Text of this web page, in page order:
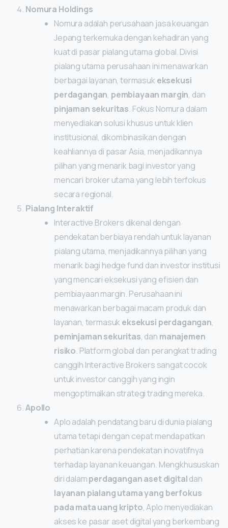
Nomura Holdings
Nomura adalah perusahaan jasa keuangan
Jepang terkemuka dengan kehadiran yang
kuat di pasar pialang utama global. Divisi
pialang utama perusahaan ini menawarkan
berbagai layanan, termasukeksekusi
perdagangan, pembiayaan margin, dan
pinjaman sekuritas. Fokus Nomura dalam
menyediakan solusi khusus untuk klien
institusional, dikombinasikan dengan
keahliannya di pasar Asia, menjadikannya
pilihan yang menarik bagi investor yang
mencari broker utama yang lebih terfokus
secara regional.
Pialang Interaktif
Interactive Brokers dikenal dengan
pendekatan berbiaya rendah untuk layanan
pialang utama, menjadikannya pilihan yang
menarik bagi hedge fund dan investor institusi
yang mencari eksekusi yang efisien dan
pembiayaan margin. Perusahaan ini
menawarkan berbagai macam produk dan
layanan, termasukeksekusi perdagangan,
peminjaman sekuritas, dan manajemen
risiko. Platform global dan perangkat trading
canggih Interactive Brokers sangat cocok
untuk investor canggih yang ingin
mengoptimalkan strategi trading mereka.
Apollo
Aplo adalah pendatang baru di dunia pialang
utama tetapi dengan cepat mendapatkan
perhatian karena pendekatan inovatifnya
terhadap layanan keuangan. Mengkhususkan
diri dalamperdagangan aset digitaldan
layanan pialang utama yang berfokus
pada mata uang kripto, Aplo menyediakan
akses ke pasar aset digital yang berkembang